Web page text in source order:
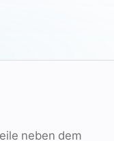
neben dem